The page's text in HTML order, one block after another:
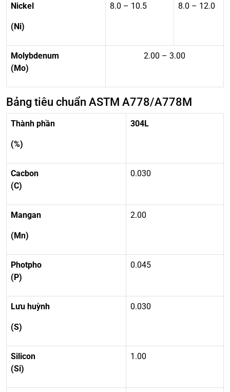
Nickel
(Ni)
8.0 – 10.5 8.0 – 12.0
Molybdenum
(Mo)
2.00 – 3.00
Bảng tiêu chuẩn ASTM A778/A778M
Thành phần
(%)
304L
Cacbon
(C)
0.030
Mangan
(Mn)
2.00
Photpho
(P)
0.045
Lưu huỳnh
(S)
0.030
Silicon
(Si)
1.00